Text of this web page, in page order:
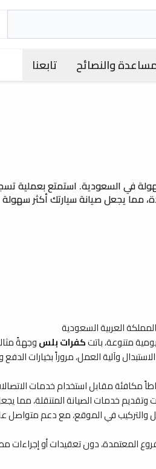
والنصائح تابعنا
في السعودية. استمتع بعملية
التطبيق أو الفروع المعتمدة، مما يجعل صيانة سيارتك أكثر
العربية السعودية
كفرات بلسوجهةً
العمل، مروراً بخيارات الدفع
خدمات الصيانة المتنقلة، مما
والتركيب في الموقع، مع دعم متواصل
المعتمدة، دون تعقيدات أو إجراءات